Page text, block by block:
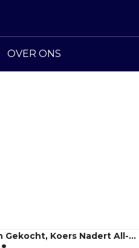
OVER ONS
Gekocht, Koers Nadert All-